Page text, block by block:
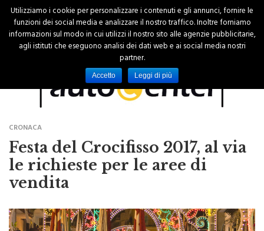
CRONACA
Festa del Crocifisso 2017, al via
le richieste per le aree di
Utilizziamo i cookie per personalizzare i contenuti e gli annunci, fornire le
funzioni dei social media e analizzare il nostro traffico. Inoltre forniamo
informazioni sul modo in cui utilizzi il nostro sito alle agenzie pubblicitarie,
agli istituti che eseguono analisi dei dati web e ai social media nostri
partner.
Accetto Leggi di più